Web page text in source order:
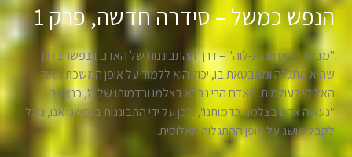
הנפש כמשל – סידרה חדשה, פרק 1
"מבשרי – אחזה א-לוה" – דרך ההתבוננות של האדם בנפשו ובדרך
שהיא מתגלה ומתבטאת בו, יכול הוא ללמוד על אופן המשכת האור
האלוקי לעולמות. האדם הרי נברא בצלמו ובדמותו של ה', כנאמר
"נעשה אדם בצלמנו כדמותנו", ולכן על ידי התבוננות בנפשנו אנו, נוכל
לקבל מושג על אופן ההתגלות האלוקית.